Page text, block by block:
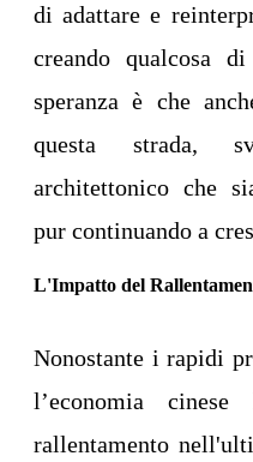
di adattare e
creando qualcosa
speranza è che
questa strada,
architettonico che
pur continuando a
L'Impatto del
Nonostante i rapidi
l’economia
rallentamento